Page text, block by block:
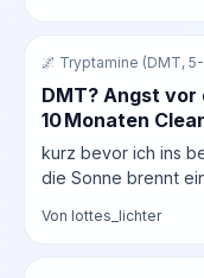
🌌 Tryptamine (DMT,
DMT? Angst vor
10 Monaten
kurz bevor ich ins
die Sonne brennt
Von lottes_lichter